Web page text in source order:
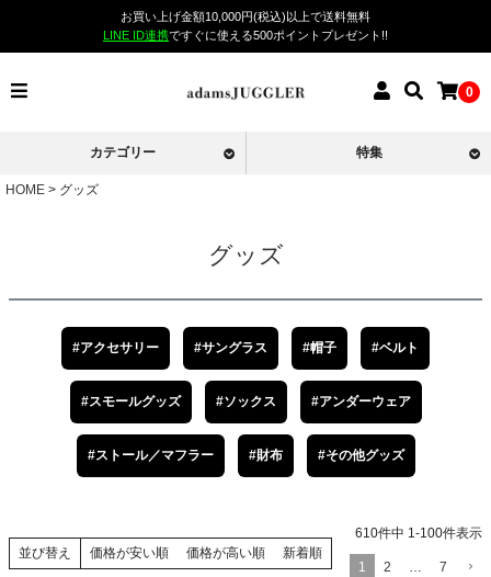
お買い上げ金額10,000円(税込)以上で送料無料
LINE ID連携ですぐに使える500ポイントプレゼント!!
0
カテゴリー 特集
HOME グッズ
グッズ
#アクセサリー #サングラス #帽子 #ベルト
#スモールグッズ #ソックス #アンダーウェア
#ストール／マフラー #財布 #その他グッズ
並び替え 価格が安い順 価格が高い順 新着順
610件中 1-100件表示
1 2 … 7